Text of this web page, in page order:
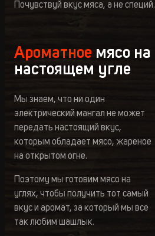
Почувствуй вкус мяса, а не специй.
Ароматное мясо на
настоящем угле
Мы знаем, что ни один
электрический мангал не может
передать настоящий вкус,
которым обладает мясо, жареное
на открытом огне.
Поэтому мы готовим мясо на
углях, чтобы получить тот самый
вкус и аромат, за который мы все
так любим шашлык.